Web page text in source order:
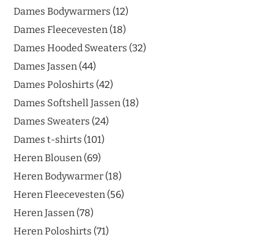
Dames Bodywarmers 12
Dames Fleecevesten 18
Dames Hooded Sweaters 32
Dames Jassen 44
Dames Poloshirts 42
Dames Softshell Jassen 18
Dames Sweaters 24
Dames t-shirts 101
Heren Blousen 69
Heren Bodywarmer 18
Heren Fleecevesten 56
Heren Jassen 78
Heren Poloshirts 71